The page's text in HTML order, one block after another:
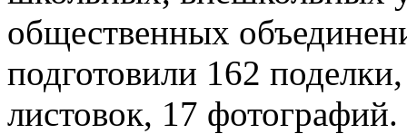
общественных
подготовили 162
листовок, 17 фотографий.